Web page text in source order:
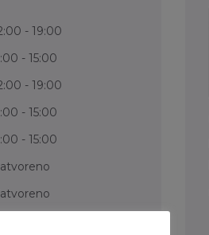
-19:00
-15:00
-19:00
-15:00
-15:00